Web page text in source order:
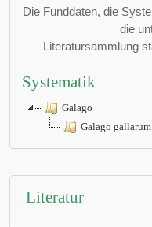
Die Funddaten, die
die
Literatursammlung
Systematik
Galago
Galago gallarum
Literatur